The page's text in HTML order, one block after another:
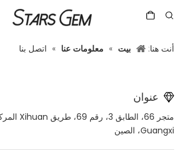
أنت هنا: بيت » معلومات عنا » اتصل بنا
عنوان
Guangxi، الصين